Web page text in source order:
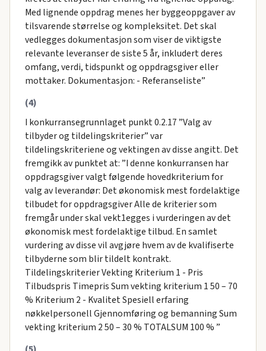
Med lignende oppdrag menes her byggeoppgaver av
tilsvarende størrelse og kompleksitet. Det skal
vedlegges dokumentasjon som viser de viktigste
relevante leveranser de siste 5 år, inkludert deres
omfang, verdi, tidspunkt og oppdragsgiver eller
mottaker. Dokumentasjon: - Referanseliste”
(4)
I konkurransegrunnlaget punkt 0.2.17 ”Valg av
tilbyder og tildelingskriterier” var
tildelingskriteriene og vektingen av disse angitt. Det
fremgikk av punktet at: ”I denne konkurransen har
oppdragsgiver valgt følgende hovedkriterium for
valg av leverandør: Det økonomisk mest fordelaktige
tilbudet for oppdragsgiver Alle de kriterier som
fremgår under skal vekt1egges i vurderingen av det
økonomisk mest fordelaktige tilbud. En samlet
vurdering av disse vil avgjøre hvem av de kvalifiserte
tilbyderne som blir tildelt kontrakt.
Tildelingskriterier Vekting Kriterium 1 - Pris
Tilbudspris Timepris Sum vekting kriterium 1 50 – 70
% Kriterium 2 - Kvalitet Spesiell erfaring
nøkkelpersonell Gjennomføring og bemanning Sum
vekting kriterium 2 50 – 30 % TOTALSUM 100 % ”